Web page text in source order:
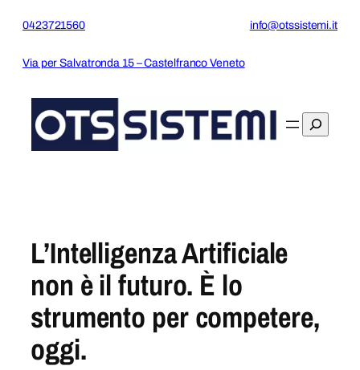
0423721560 info@otssistemi.it
Via per Salvatronda 15 – Castelfranco Veneto
Cerca
L’Intelligenza Artificiale
non è il futuro. È lo
strumento per competere,
oggi.